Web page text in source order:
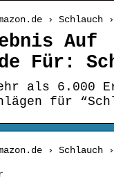
› Schlauch
Auf
Für:
als 6.000
für
› Schlauch ›